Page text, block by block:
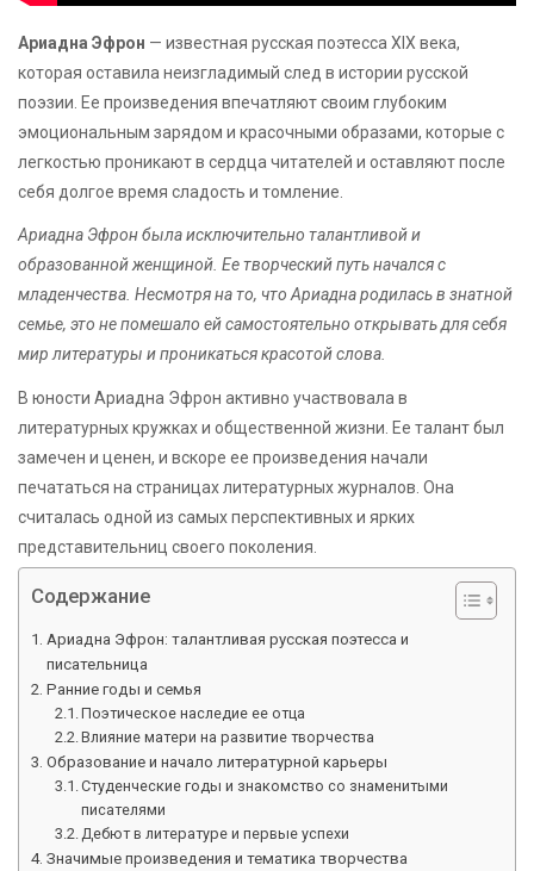
Ариадна Эфрон — известная русская поэтесса XIX века,
которая оставила неизгладимый след в истории русской
поэзии. Ее произведения впечатляют своим глубоким
эмоциональным зарядом и красочными образами, которые с
легкостью проникают в сердца читателей и оставляют после
себя долгое время сладость и томление.
Ариадна Эфрон была исключительно талантливой и
образованной женщиной. Ее творческий путь начался с
младенчества. Несмотря на то, что Ариадна родилась в знатной
семье, это не помешало ей самостоятельно открывать для себя
мир литературы и проникаться красотой слова.
В юности Ариадна Эфрон активно участвовала в
литературных кружках и общественной жизни. Ее талант был
замечен и ценен, и вскоре ее произведения начали
печататься на страницах литературных журналов. Она
считалась одной из самых перспективных и ярких
представительниц своего поколения.
Содержание
Ариадна Эфрон: талантливая русская поэтесса и
писательница
Ранние годы и семья
Поэтическое наследие ее отца
Влияние матери на развитие творчества
Образование и начало литературной карьеры
Студенческие годы и знакомство со знаменитыми
писателями
Дебют в литературе и первые успехи
Значимые произведения и тематика творчества